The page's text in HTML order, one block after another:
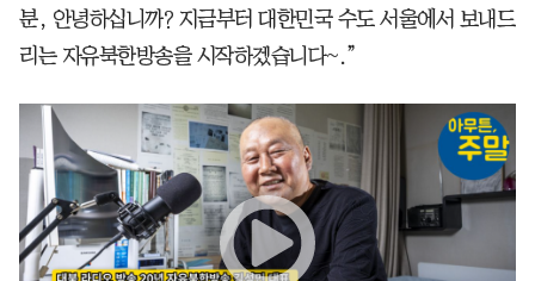
분, 안녕하십니까? 지금부터 대한민국 수도 서울에서 보내드
리는 자유북한방송을 시작하겠습니다~.”